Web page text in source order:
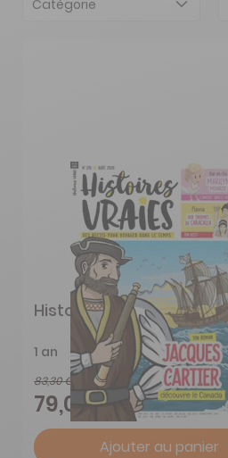
Catégorie
Histoires Vraies
1 an
83,30 €
79,00 € -5%
Ajouter au panier